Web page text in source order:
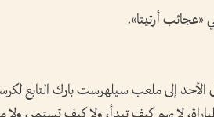
«عجائب أرتيتا».
الأحد إلى ملعب سيلهرست بارك التابع